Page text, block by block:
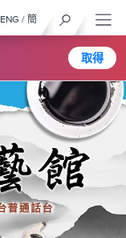
取得
ENG / 簡